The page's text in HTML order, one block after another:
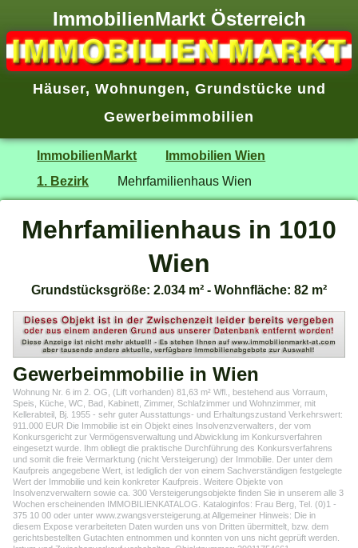
ImmobilienMarkt Österreich
Häuser, Wohnungen, Grundstücke und
Gewerbeimmobilien
ImmobilienMarkt
Immobilien Wien
1. Bezirk
Mehrfamilienhaus Wien
Mehrfamilienhaus in 1010
Wien
Grundstücksgröße: 2.034 m² - Wohnfläche: 82 m²
Gewerbeimmobilie in Wien
Wohnung Nr. 6 im 2. OG, (Lift vorhanden) 81,63 m² Wfl., bestehend aus Vorraum,
Speis, Küche, WC, Bad, Kabinett, Zimmer, Schlafzimmer und Wohnzimmer, mit
Kellerabteil, Bj. 1955 - sehr guter Ausstattungs- und Erhaltungszustand Verkehrswert:
911.000 EUR Die Immobilie ist ein Objekt eines Insolvenzverwalters, der vom
Konkursgericht zur Vermögensverwaltung und Abwicklung im Konkursverfahren
eingesetzt wurde. Ihm obliegt die praktische Durchführung des Konkursverfahrens
und somit die freie Vermarktung (nicht Versteigerung) der Immobilie. Der unter dem
Kaufpreis angegebene Wert, ist lediglich der von einem Sachverständigen festgelegte
Wert der Immobilie und kein konkreter Kaufpreis. Weitere Objekte von
Insolvenzverwaltern sowie ca. 300 Versteigerungsobjekte finden Sie in unserem alle 3
Wochen erscheinenden IMMOBILIENKATALOG. Kataloginfos: Frau Berg, Tel. (0)1 -
375 10 00 oder unter www.zwangsversteigerung.at Allgemeiner Hinweis: Die in
diesem Expose verarbeiteten Daten wurden uns von Dritten übermittelt, bzw. dem
gerichtsbestellten Gutachten entnommen und konnten von uns nicht geprüft werden.